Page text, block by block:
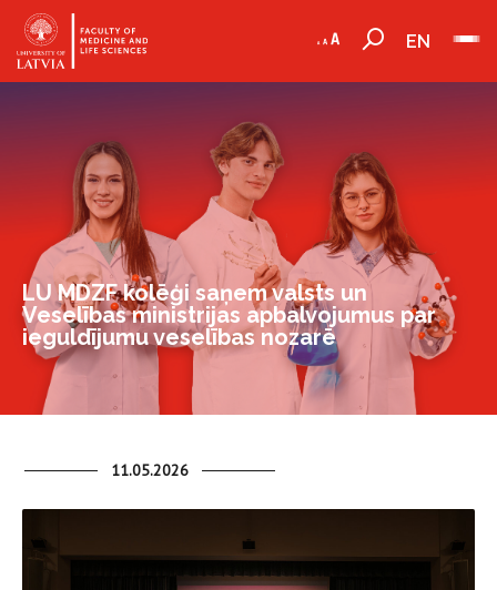
EN
LU MDZF kolēģi saņem valsts un
Veselības ministrijas apbalvojumus par
ieguldījumu veselības nozarē
11.05.2026